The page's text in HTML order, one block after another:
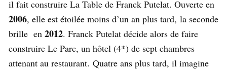
il fait construire La Table de Franck Putelat. Ouverte en
2006, elle est étoilée moins d’un an plus tard, la seconde
brille en 2012. Franck Putelat décide alors de faire
construire Le Parc, un hôtel (4*) de sept chambres
attenant au restaurant. Quatre ans plus tard, il imagine